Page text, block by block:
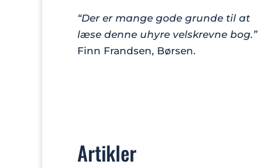
“Der er mange gode grunde til at
læse denne uhyre velskrevne bog.”
Finn Frandsen, Børsen.
Artikler